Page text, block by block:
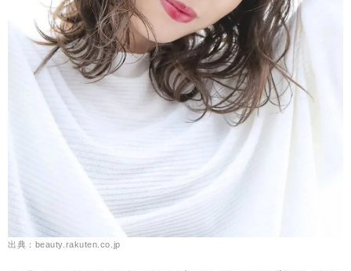
出典：beauty.rakuten.co.jp